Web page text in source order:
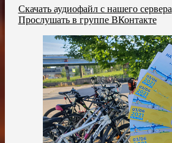
Скачать аудиофайл с нашего сервера
Прослушать в группе ВКонтакте